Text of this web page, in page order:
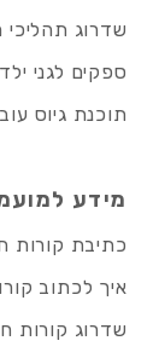
שדרוג תהליכי
ספקים לגני
תוכנת גיוס
מידע
כתיבת קורות
איך לכתוב
שדרוג קורות